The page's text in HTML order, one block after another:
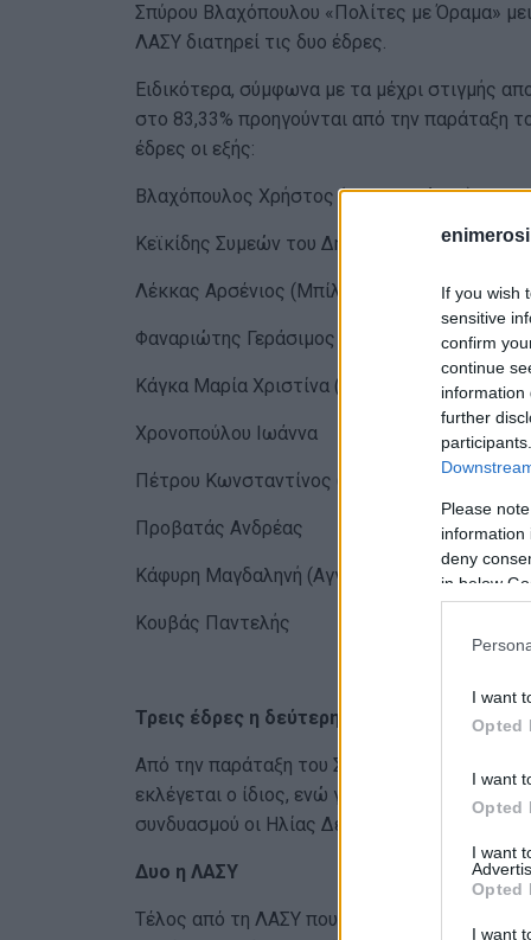
If you wish
sensitive
confirm
continue
information
further
Please
information
deny
in below
I want
Opted
I want
Opted
I want
Opted
I want
Σπύρου Βλαχόπουλου «Πολίτες με Όραμα»
ΛΑΣΥ διατηρεί τις δυο έδρες.
Ειδικότερα, σύμφωνα με τα μέχρι στιγμής
στο 83,33% προηγούνται από την παράταξη
έδρες οι εξής:
Βλαχόπουλος Χρήστος (Μπελασιώνης) του
Κεϊκίδης Συμεών του Δημητρίου
Λέκκας Αρσένιος (Μπίλης)
Φαναριώτης Γεράσιμος (Μιστρής)
Κάγκα Μαρία Χριστίνα (Τζέκου)
Χρονοπούλου Ιωάννα
Πέτρου Κωνσταντίνος (Σγαρίλιος)
Προβατάς Ανδρέας
Κάφυρη Μαγδαληνή (Αγγελή)
Κουβάς Παντελής
Τρεις έδρες η δεύτερη παράταξη
Από την παράταξη του Σπύρου Βλαχόπουλο
εκλέγεται ο ίδιος, ενώ για τις δυο ακόμη
συνδυασμού οι Ηλίας Δένδιας και Διονύσιος
Δυο η ΛΑΣΥ
Τέλος από τη ΛΑΣΥ που πήρε ποσοστό 13,89%